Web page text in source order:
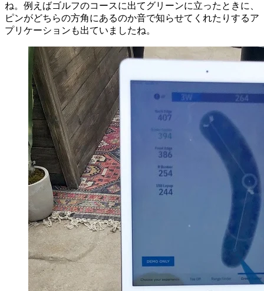
ね。例えばゴルフのコースに出てグリーンに立ったときに、
ピンがどちらの方角にあるのか音で知らせてくれたりするア
プリケーションも出ていましたね。